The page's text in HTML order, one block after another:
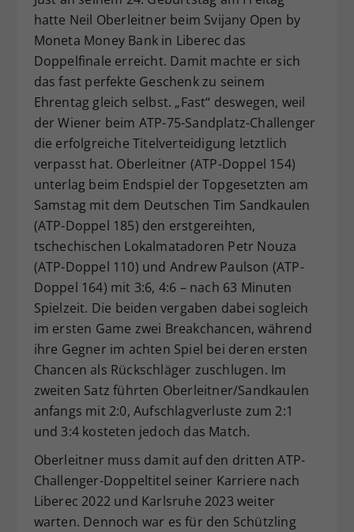
hatte Neil Oberleitner beim Svijany Open by
Moneta Money Bank in Liberec das
Doppelfinale erreicht. Damit machte er sich
das fast perfekte Geschenk zu seinem
Ehrentag gleich selbst. „Fast“ deswegen, weil
der Wiener beim ATP-75-Sandplatz-Challenger
die erfolgreiche Titelverteidigung letztlich
verpasst hat. Oberleitner (ATP-Doppel 154)
unterlag beim Endspiel der Topgesetzten am
Samstag mit dem Deutschen Tim Sandkaulen
(ATP-Doppel 185) den erstgereihten,
tschechischen Lokalmatadoren Petr Nouza
(ATP-Doppel 110) und Andrew Paulson (ATP-
Doppel 164) mit 3:6, 4:6 – nach 63 Minuten
Spielzeit. Die beiden vergaben dabei sogleich
im ersten Game zwei Breakchancen, während
ihre Gegner im achten Spiel bei deren ersten
Chancen als Rückschläger zuschlugen. Im
zweiten Satz führten Oberleitner/Sandkaulen
anfangs mit 2:0, Aufschlagverluste zum 2:1
und 3:4 kosteten jedoch das Match.
Oberleitner muss damit auf den dritten ATP-
Challenger-Doppeltitel seiner Karriere nach
Liberec 2022 und Karlsruhe 2023 weiter
warten. Dennoch war es für den Schützling
Zweck
Dieser Wert speichert Ihre Consent-
Einstellungen. Unter anderem eine
zufällig generierte ID, für die
vorgenommen Einstellungen, falls der
Webseiten-Betreiber dies eingestellt
hat.